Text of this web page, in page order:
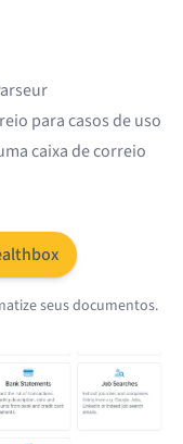
paracasos de uso
caixa de correio
seus documentos.